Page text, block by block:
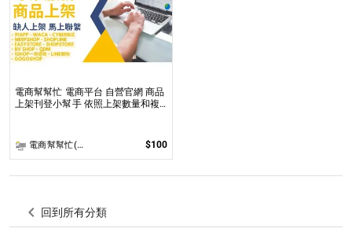
電商幫幫忙 電商平台 自營官網 商品
上架刊登小幫手 依照上架數量和複
電商幫幫忙(電商平台代營運/電商上架/運營策略/網路行銷) $100
回到所有分類